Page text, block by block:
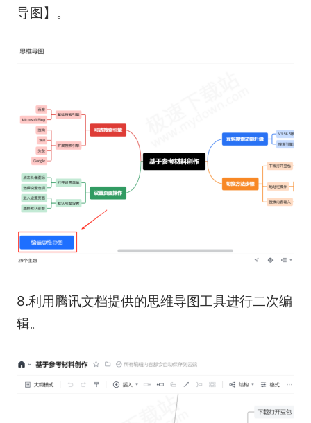
导图】。
8.利用腾讯文档提供的思维导图工具进行二次编
辑。